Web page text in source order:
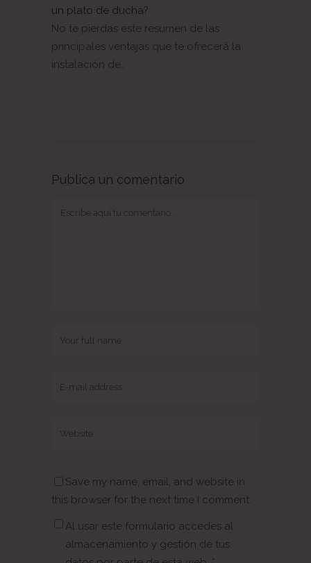
un plato de ducha?
No te pierdas este resumen de las
principales ventajas que te ofrecerá la
instalación de…
Publica un comentario
Save my name, email, and website in
this browser for the next time I comment.
Al usar este formulario accedes al
almacenamiento y gestión de tus